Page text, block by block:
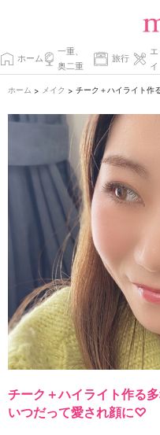
ホーム
一重、
奥二重
旅行
イ
ホーム > メイク >
チーク＋ハイライト作る多
いつだって愛され顔に♡